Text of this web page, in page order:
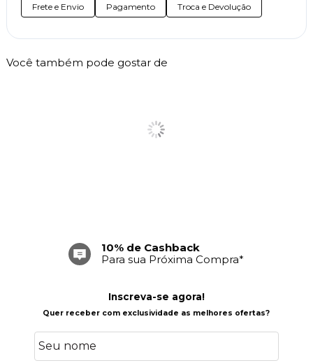
Frete e Envio Pagamento Troca e Devolução
Você também pode gostar de
10% de Cashback
Para sua Próxima Compra*
Inscreva-se agora!
Quer receber com exclusividade as melhores ofertas?